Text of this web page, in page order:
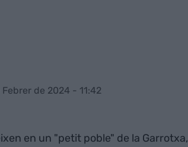
de 2024 - 11:42
en un "petit poble" de la Garrotxa,